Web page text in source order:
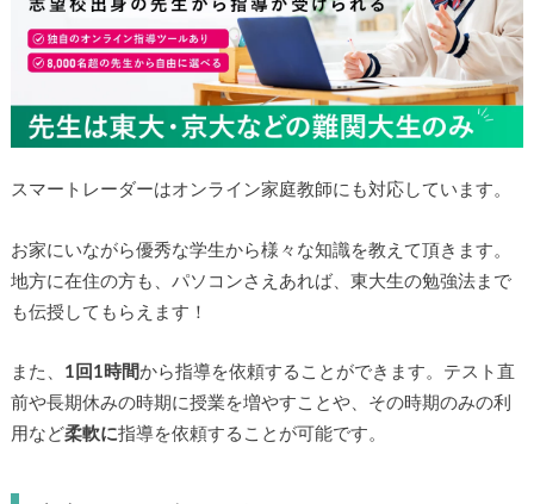
スマートレーダーはオンライン家庭教師にも対応しています。
お家にいながら優秀な学生から様々な知識を教えて頂きます。
地方に在住の方も、パソコンさえあれば、東大生の勉強法まで
も伝授してもらえます！
また、 1回1時間から指導を依頼することができます。テスト直
前や長期休みの時期に授業を増やすことや、その時期のみの利
用など柔軟に指導を依頼することが可能です。